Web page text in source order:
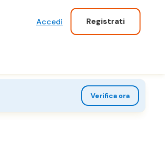
Accedi Registrati
Verifica ora